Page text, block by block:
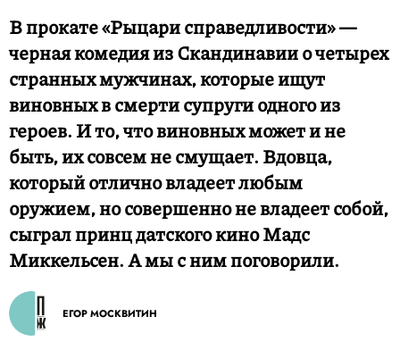
В прокате «Рыцари справедливости» —
черная комедия из Скандинавии о четырех
странных мужчинах, которые ищут
виновных в смерти супруги одного из
героев. И то, что виновных может и не
быть, их совсем не смущает. Вдовца,
который отлично владеет любым
оружием, но совершенно не владеет собой,
сыграл принц датского кино Мадс
Миккельсен. А мы с ним поговорили.
ЕГОР МОСКВИТИН